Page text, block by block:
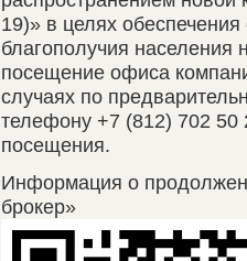
19)» в целях
благополучия населения
посещение офиса
случаях по
телефону +7 (812) 702 50
посещения.
Информация о
брокер»